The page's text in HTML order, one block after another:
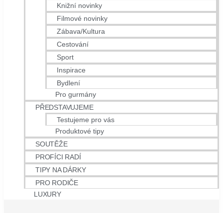
Knižní novinky
Filmové novinky
Zábava/Kultura
Cestování
Sport
Inspirace
Bydlení
Pro gurmány
PŘEDSTAVUJEME
Testujeme pro vás
Produktové tipy
SOUTĚŽE
PROFÍCI RADÍ
TIPY NA DÁRKY
PRO RODIČE
LUXURY